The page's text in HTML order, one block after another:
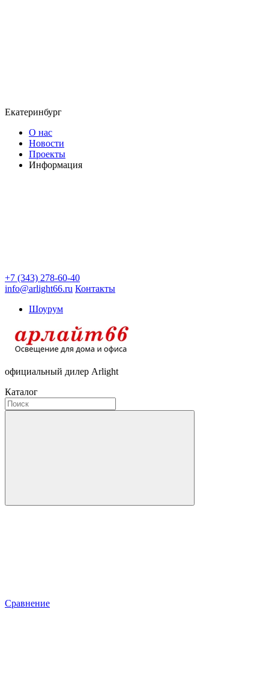
Екатеринбург
О нас
Новости
Проекты
Информация
+7 (343) 278-60-40
info@arlight66.ru Контакты
Шоурум
официальный дилер Arlight
Каталог
Сравнение